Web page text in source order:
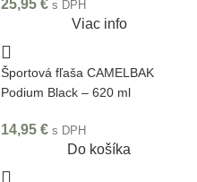
25,95 € s DPH
Viac info
Športová fľaša CAMELBAK
Podium Black – 620 ml
14,95 € s DPH
Do košíka